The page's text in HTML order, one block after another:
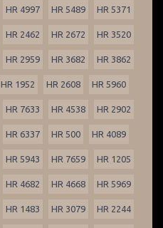
HR 4997 HR 5489 HR 5371
HR 2462 HR 2672 HR 3520
HR 2959 HR 3682 HR 3862
HR 1952 HR 2608 HR 5960
HR 7633 HR 4538 HR 2902
HR 6337 HR 500 HR 4089
HR 5943 HR 7659 HR 1205
HR 4682 HR 4668 HR 5969
HR 1483 HR 3079 HR 2244